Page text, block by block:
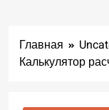
Главная
Калькулятор